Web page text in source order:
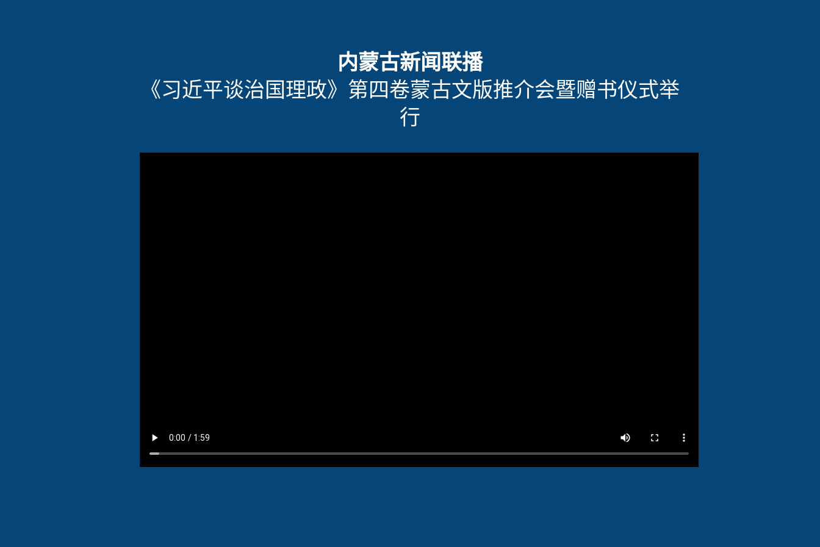
内蒙古新闻联播
《习近平谈治国理政》第四卷蒙古文版推介会暨赠书仪式举
行